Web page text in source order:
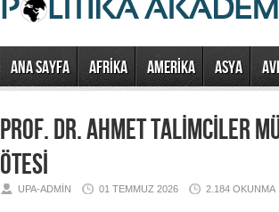
Ana Sayfa AFRİKA AMERİKA ASYA
PROF. DR. AHMET TALİMCİLER
ÖTESİ
UPA-ADMIN 01 TEMMUZ 2026 2.184 OKUNMA